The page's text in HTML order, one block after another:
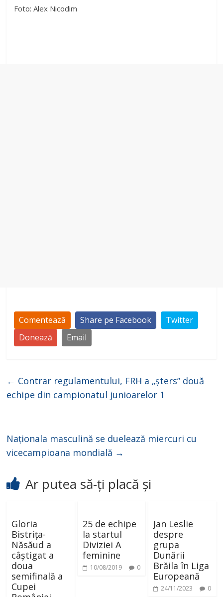
Foto: Alex Nicodim
Comentează Share pe Facebook
Twitter
Donează
Email
← Contrar regulamentului, FRH a „șters” două
echipe din campionatul junioarelor 1
Naționala masculină se duelează miercuri cu
vicecampioana mondială →
Ar putea să-ți placă și
Gloria
Bistrița-
Năsăud a
câștigat a
doua
semifinală a
Cupei
25 de echipe
la startul
Diviziei A
feminine
10/08/2019 0
Jan Leslie
despre
grupa
Dunării
Brăila în Liga
Europeană
24/11/2023 0